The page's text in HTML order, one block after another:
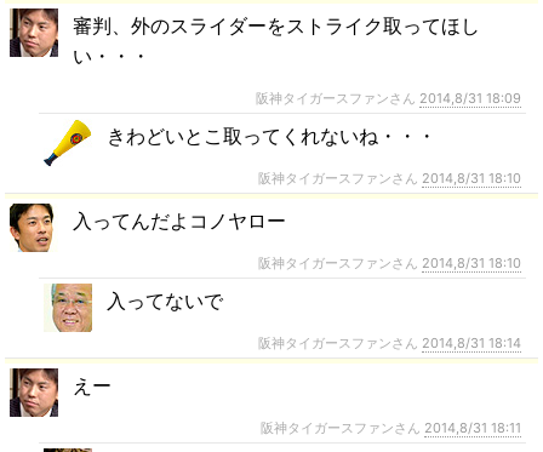
審判、外のスライダーをストライク取ってほし
い・・・
阪神タイガースファンさん 2014,8/31 18:09
きわどいとこ取ってくれないね・・・
阪神タイガースファンさん 2014,8/31 18:10
入ってんだよコノヤロー
阪神タイガースファンさん 2014,8/31 18:10
入ってないで
阪神タイガースファンさん 2014,8/31 18:14
えー
阪神タイガースファンさん 2014,8/31 18:11